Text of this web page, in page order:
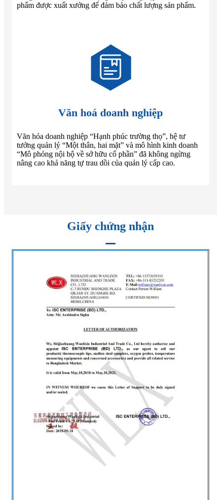
phẩm được xuất xưởng để đảm bảo chất lượng sản phẩm.
Văn hoá doanh nghiệp
Văn hóa doanh nghiệp “Hạnh phúc trường thọ”, hệ tư
tưởng quản lý “Một thân, hai mặt” và mô hình kinh doanh
“Mô phỏng nội bộ về sở hữu cổ phần” đã không ngừng
nâng cao khả năng tự trau dồi của quản lý cấp cao.
Giấy chứng nhận